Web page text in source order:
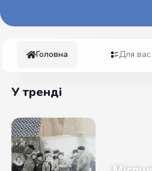
Головна Для вас
У тренді